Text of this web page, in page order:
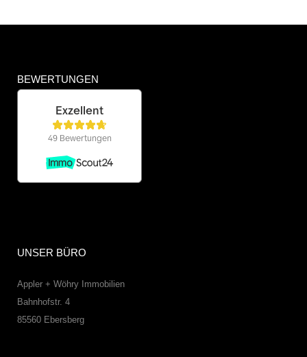
BEWERTUNGEN
UNSER BÜRO
Appler + Wöhry Immobilien
Bahnhofstr. 4
85560 Ebersberg